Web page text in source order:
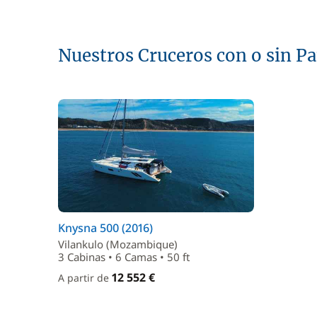
Nuestros Cruceros con o sin
Knysna 500 (2016)
Vilankulo (Mozambique)
3 Cabinas • 6 Camas • 50 ft
A partir de 12 552 €